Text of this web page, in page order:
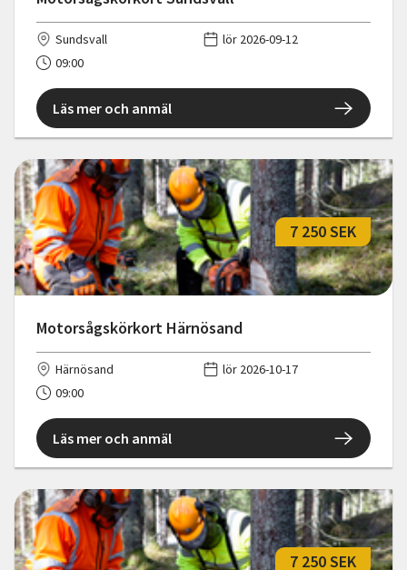
Sundsvall
lör 2026-09-12
09:00
Läs mer och anmäl
Motorsågskörkort Härnösand
7 250 SEK
Härnösand
lör 2026-10-17
09:00
Läs mer och anmäl
7 250 SEK